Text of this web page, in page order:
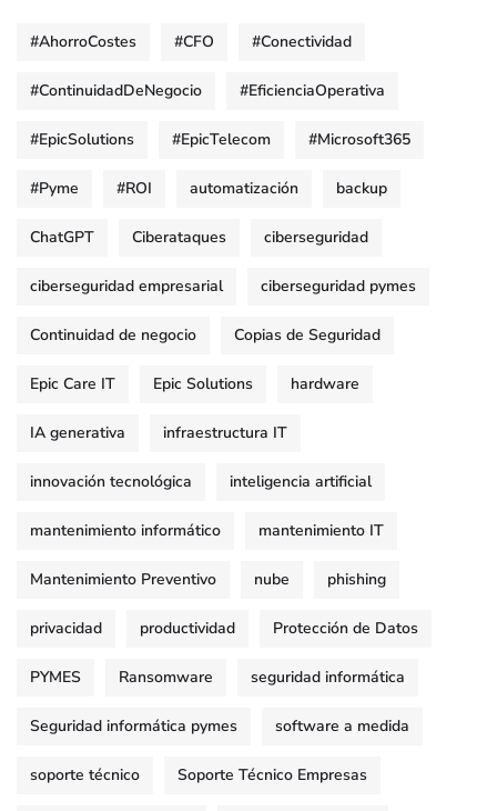
#AhorroCostes #CFO #Conectividad
#ContinuidadDeNegocio #EficienciaOperativa
#EpicSolutions #EpicTelecom #Microsoft365
#Pyme #ROI automatización backup
ChatGPT Ciberataques ciberseguridad
ciberseguridad empresarial ciberseguridad pymes
Continuidad de negocio Copias de Seguridad
Epic Care IT Epic Solutions hardware
IA generativa infraestructura IT
innovación tecnológica inteligencia artificial
mantenimiento informático mantenimiento IT
Mantenimiento Preventivo nube phishing
privacidad productividad Protección de Datos
PYMES Ransomware seguridad informática
Seguridad informática pymes software a medida
soporte técnico Soporte Técnico Empresas